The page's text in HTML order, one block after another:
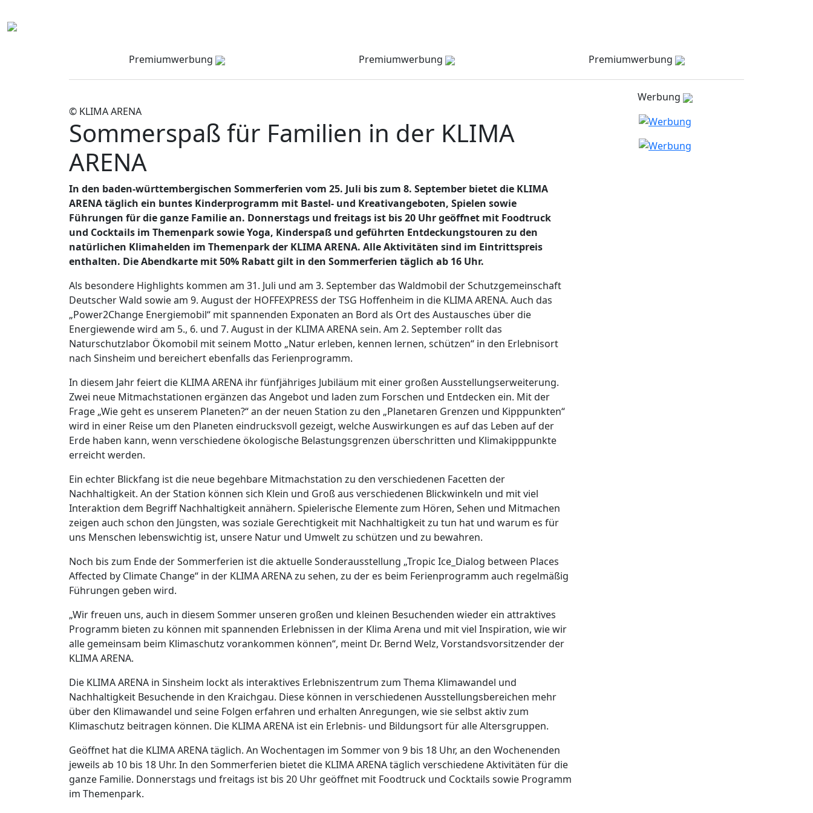
Premiumwerbung Premiumwerbung Premiumwerbung
© KLIMA ARENA
Sommerspaß für Familien in der KLIMA
ARENA
In den baden-württembergischen Sommerferien vom 25. Juli bis zum 8. September bietet die KLIMA
ARENA täglich ein buntes Kinderprogramm mit Bastel- und Kreativangeboten, Spielen sowie
Führungen für die ganze Familie an. Donnerstags und freitags ist bis 20 Uhr geöffnet mit Foodtruck
und Cocktails im Themenpark sowie Yoga, Kinderspaß und geführten Entdeckungstouren zu den
natürlichen Klimahelden im Themenpark der KLIMA ARENA. Alle Aktivitäten sind im Eintrittspreis
enthalten. Die Abendkarte mit 50% Rabatt gilt in den Sommerferien täglich ab 16 Uhr.
Als besondere Highlights kommen am 31. Juli und am 3. September das Waldmobil der Schutzgemeinschaft
Deutscher Wald sowie am 9. August der HOFFEXPRESS der TSG Hoffenheim in die KLIMA ARENA. Auch das
„Power2Change Energiemobil“ mit spannenden Exponaten an Bord als Ort des Austausches über die
Energiewende wird am 5., 6. und 7. August in der KLIMA ARENA sein. Am 2. September rollt das
Naturschutzlabor Ökomobil mit seinem Motto „Natur erleben, kennen lernen, schützen“ in den Erlebnisort
nach Sinsheim und bereichert ebenfalls das Ferienprogramm.
In diesem Jahr feiert die KLIMA ARENA ihr fünfjähriges Jubiläum mit einer großen Ausstellungserweiterung.
Zwei neue Mitmachstationen ergänzen das Angebot und laden zum Forschen und Entdecken ein. Mit der
Frage „Wie geht es unserem Planeten?“ an der neuen Station zu den „Planetaren Grenzen und Kipppunkten“
wird in einer Reise um den Planeten eindrucksvoll gezeigt, welche Auswirkungen es auf das Leben auf der
Erde haben kann, wenn verschiedene ökologische Belastungsgrenzen überschritten und Klimakipppunkte
erreicht werden.
Ein echter Blickfang ist die neue begehbare Mitmachstation zu den verschiedenen Facetten der
Nachhaltigkeit. An der Station können sich Klein und Groß aus verschiedenen Blickwinkeln und mit viel
Interaktion dem Begriff Nachhaltigkeit annähern. Spielerische Elemente zum Hören, Sehen und Mitmachen
zeigen auch schon den Jüngsten, was soziale Gerechtigkeit mit Nachhaltigkeit zu tun hat und warum es für
uns Menschen lebenswichtig ist, unsere Natur und Umwelt zu schützen und zu bewahren.
Noch bis zum Ende der Sommerferien ist die aktuelle Sonderausstellung „Tropic Ice_Dialog between Places
Affected by Climate Change“ in der KLIMA ARENA zu sehen, zu der es beim Ferienprogramm auch regelmäßig
Führungen geben wird.
„Wir freuen uns, auch in diesem Sommer unseren großen und kleinen Besuchenden wieder ein attraktives
Programm bieten zu können mit spannenden Erlebnissen in der Klima Arena und mit viel Inspiration, wie wir
alle gemeinsam beim Klimaschutz vorankommen können“, meint Dr. Bernd Welz, Vorstandsvorsitzender der
KLIMA ARENA.
Die KLIMA ARENA in Sinsheim lockt als interaktives Erlebniszentrum zum Thema Klimawandel und
Nachhaltigkeit Besuchende in den Kraichgau. Diese können in verschiedenen Ausstellungsbereichen mehr
über den Klimawandel und seine Folgen erfahren und erhalten Anregungen, wie sie selbst aktiv zum
Klimaschutz beitragen können. Die KLIMA ARENA ist ein Erlebnis- und Bildungsort für alle Altersgruppen.
Geöffnet hat die KLIMA ARENA täglich. An Wochentagen im Sommer von 9 bis 18 Uhr, an den Wochenenden
jeweils ab 10 bis 18 Uhr. In den Sommerferien bietet die KLIMA ARENA täglich verschiedene Aktivitäten für die
ganze Familie. Donnerstags und freitags ist bis 20 Uhr geöffnet mit Foodtruck und Cocktails sowie Programm
im Themenpark.
Werbung